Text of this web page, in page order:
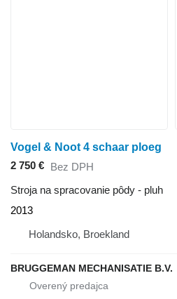
Vogel & Noot 4 schaar ploeg
2 750 € Bez DPH
Stroja na spracovanie pôdy - pluh
2013
Holandsko, Broekland
BRUGGEMAN MECHANISATIE B.V.